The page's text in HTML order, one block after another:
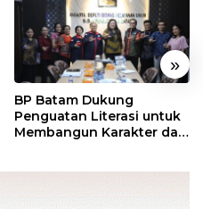
»
BP Batam Dukung
Penguatan Literasi untuk
Membangun Karakter dan